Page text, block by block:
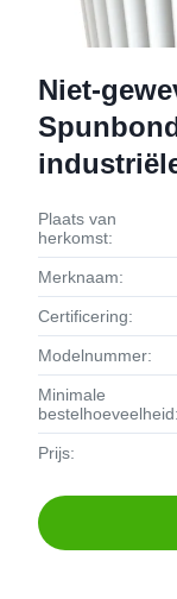
Niet-
Plaats van
herkomst:
Merknaam:
Certificering:
Modelnummer:
Minimale
bestelhoeveelheid:
Prijs: